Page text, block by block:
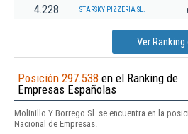
4.228 STARSKY PIZZERIA SL.
Ver
Posición 297.538 en el Ranking de
Empresas Españolas
Molinillo Y Borrego Sl. se encuentra en la
Nacional de Empresas.